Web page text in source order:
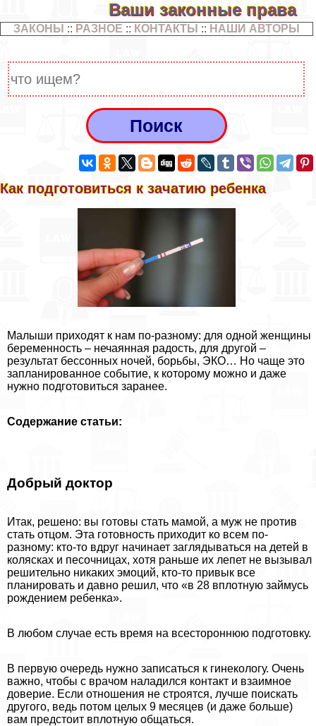
Ваши законные права
ЗАКОНЫ :: РАЗНОЕ :: КОНТАКТЫ :: НАШИ АВТОРЫ
Как подготовиться к зачатию ребенка
Малыши приходят к нам по-разному: для одной женщины
беременность – нечаянная радость, для другой –
результат бессонных ночей, борьбы, ЭКО… Но чаще это
запланированное событие, к которому можно и даже
нужно подготовиться заранее.
Содержание статьи:
Добрый доктор
Итак, решено: вы готовы стать мамой, а муж не против
стать отцом. Эта готовность приходит ко всем по-
разному: кто-то вдруг начинает заглядываться на детей в
колясках и песочницах, хотя раньше их лепет не вызывал
решительно никаких эмоций, кто-то привык все
планировать и давно решил, что «в 28 вплотную займусь
рождением ребенка».
В любом случае есть время на всестороннюю подготовку.
В первую очередь нужно записаться к гинекологу. Очень
важно, чтобы с врачом наладился контакт и взаимное
доверие. Если отношения не строятся, лучше поискать
другого, ведь потом целых 9 месяцев (и даже больше)
вам предстоит вплотную общаться.